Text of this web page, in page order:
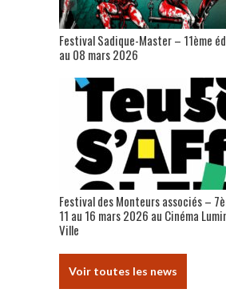
Festival Sadique-Master – 11ème
au 08 mars 2026
Festival des Monteurs associés –
11 au 16 mars 2026 au Cinéma
Ville
Voir toutes les news